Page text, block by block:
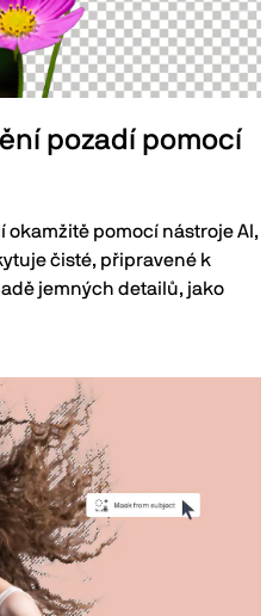
pozadí pomocí
pomocí nástroje AI,
čisté, připravené k
jemných detailů, jako